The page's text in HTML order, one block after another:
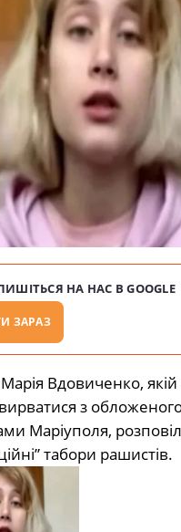
НА НАС В GOOGLE
ЗАРАЗ
Вдовиченко, якій
з
Маріуполя,
табори рашистів.